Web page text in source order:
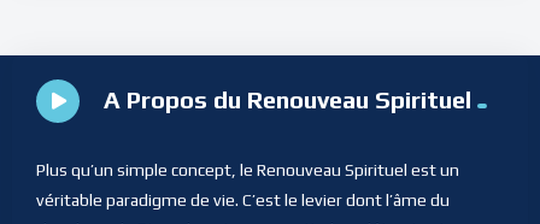
A Propos du Renouveau Spirituel
Plus qu’un simple concept, le Renouveau Spirituel est un
véritable paradigme de vie. C’est le levier dont l’âme du